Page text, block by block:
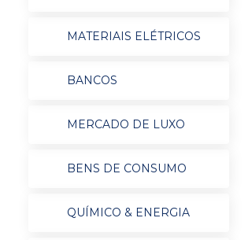
MATERIAIS ELÉTRICOS
BANCOS
MERCADO DE LUXO
BENS DE CONSUMO
QUÍMICO & ENERGIA